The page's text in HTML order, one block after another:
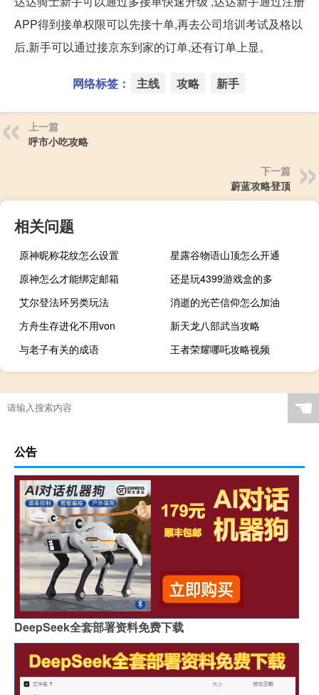
APP得到接单权限可以先接十单,再去公司培训考试及格以
后,新手可以通过接京东到家的订单,还有订单上显。
网络标签： 主线 攻略 新手
上一篇
呼市小吃攻略
下一篇
蔚蓝攻略登顶
相关问题
原神昵称花纹怎么设置
星露谷物语山顶怎么开通
原神怎么才能绑定邮箱
还是玩4399游戏盒的多
艾尔登法环另类玩法
消逝的光芒信仰怎么加油
方舟生存进化不用von
新天龙八部武当攻略
与老子有关的成语
王者荣耀哪吒攻略视频
☚
公告
DeepSeek全套部署资料免费下载